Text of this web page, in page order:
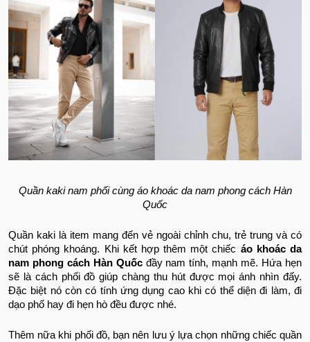
Quần kaki nam phối cùng áo khoác da nam phong cách Hàn
Quốc
Quần kaki là item mang đến vẻ ngoài chỉnh chu, trẻ trung và có
chút phóng khoáng. Khi kết hợp thêm một chiếc áo khoác da
nam phong cách Hàn Quốc đầy nam tính, mạnh mẽ. Hứa hẹn
sẽ là cách phối đồ giúp chàng thu hút được mọi ánh nhìn đấy.
Đặc biệt nó còn có tính ứng dụng cao khi có thể diện đi làm, đi
dạo phố hay đi hẹn hò đều được nhé.
Thêm nữa khi phối đồ, bạn nên lưu ý lựa chọn những chiếc quần